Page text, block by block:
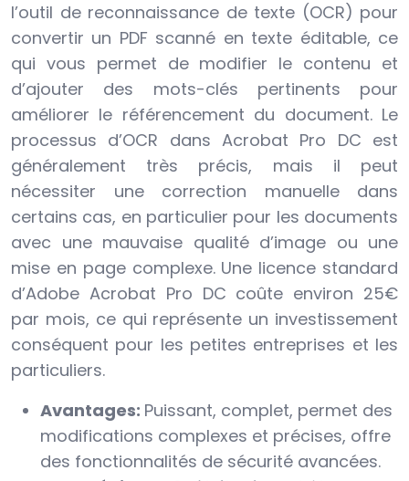
l’outil de reconnaissance de texte (OCR) pour
convertir un PDF scanné en texte éditable, ce
qui vous permet de modifier le contenu et
d’ajouter des mots-clés pertinents pour
améliorer le référencement du document. Le
processus d’OCR dans Acrobat Pro DC est
généralement très précis, mais il peut
nécessiter une correction manuelle dans
certains cas, en particulier pour les documents
avec une mauvaise qualité d’image ou une
mise en page complexe. Une licence standard
d’Adobe Acrobat Pro DC coûte environ 25€
par mois, ce qui représente un investissement
conséquent pour les petites entreprises et les
particuliers.
Avantages: Puissant, complet, permet des
modifications complexes et précises, offre
des fonctionnalités de sécurité avancées.